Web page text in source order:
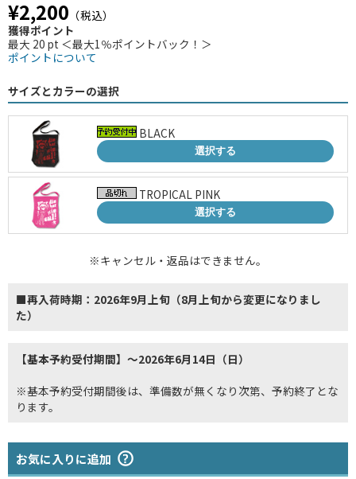
¥2,200 （税込）
獲得ポイント
最大 20 pt ＜最大1％ポイントバック！＞
ポイントについて
サイズとカラーの選択
BLACK
選択する
TROPICAL PINK
選択する
※キャンセル・返品はできません。
■再入荷時期：2026年9月上旬（8月上旬から変更になりまし
た）
【基本予約受付期間】～2026年6月14日（日）
※基本予約受付期間後は、準備数が無くなり次第、予約終了とな
ります。
お気に入りに追加